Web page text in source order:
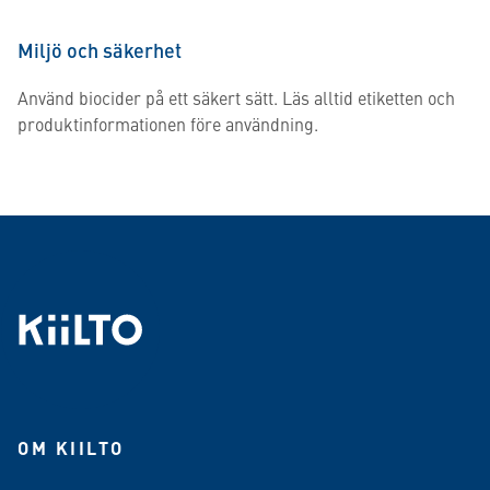
Miljö och säkerhet
Använd biocider på ett säkert sätt. Läs alltid etiketten och
produktinformationen före användning.
OM KIILTO